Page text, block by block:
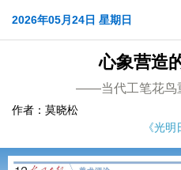
2026年05月24日 星期日
心象营造
——当代工笔花鸟
作者：莫晓松
《光